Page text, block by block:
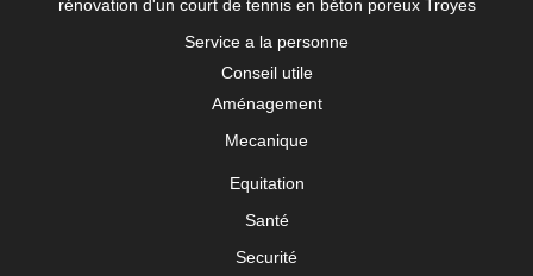
rénovation d'un court de tennis en béton poreux Troyes
Service a la personne
Conseil utile
Aménagement
Mecanique
Equitation
Santé
Securité